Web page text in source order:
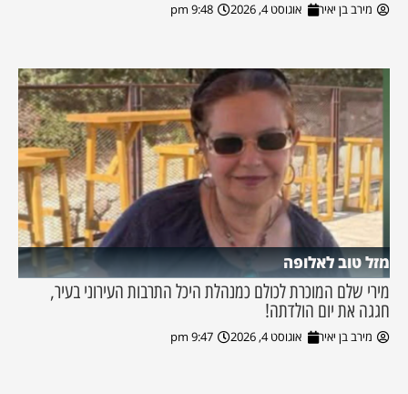
מירב בן יאיר אוגוסט 4, 2026 9:48 pm
מזל טוב לאלופה
מירי שלם המוכרת לכולם כמנהלת היכל התרבות העירוני בעיר,
חגגה את יום הולדתה!
מירב בן יאיר אוגוסט 4, 2026 9:47 pm